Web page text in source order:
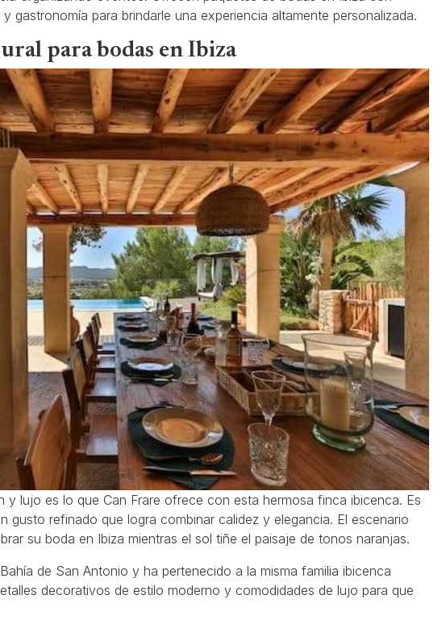
gastronomía para brindarle una experiencia altamente personalizada.
para bodas en Ibiza
y lujo es lo que Can Frare ofrece con esta hermosa finca ibicenca. Es
gusto refinado que logra combinar calidez y elegancia. El escenario
su boda en Ibiza mientras el sol tiñe el paisaje de tonos naranjas.
de San Antonio y ha pertenecido a la misma familia ibicenca
decorativos de estilo moderno y comodidades de lujo para que